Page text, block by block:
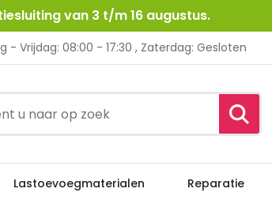
van 3 t/m 16 augustus.
- Vrijdag: 08:00 - 17:30 , Zaterdag: Gesloten
Lastoevoegmaterialen Reparatie
Gasmondstuk BS-16 WK Handlaser,